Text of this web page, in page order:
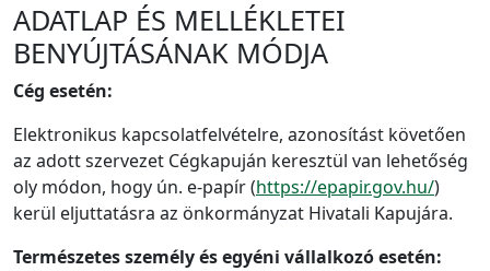
ADATLAP ÉS MELLÉKLETEI
BENYÚJTÁSÁNAK MÓDJA
Cég esetén:
Elektronikus kapcsolatfelvételre, azonosítást követően
az adott szervezet Cégkapuján keresztül van lehetőség
oly módon, hogy ún. e-papír (https://epapir.gov.hu/)
kerül eljuttatásra az önkormányzat Hivatali Kapujára.
Természetes személy és egyéni vállalkozó esetén: